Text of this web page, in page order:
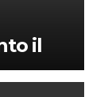
il
con